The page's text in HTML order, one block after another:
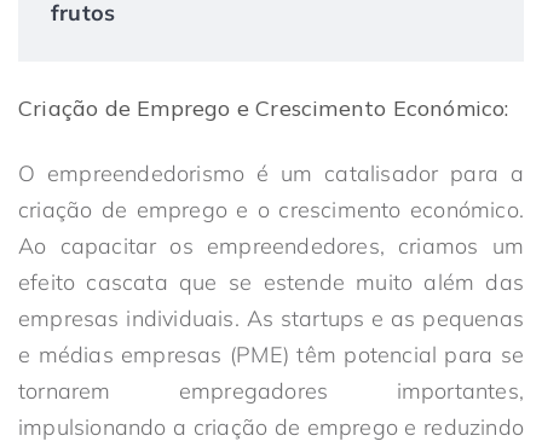
frutos
Criação de Emprego e Crescimento Económico:
O empreendedorismo é um catalisador para a
criação de emprego e o crescimento económico.
Ao capacitar os empreendedores, criamos um
efeito cascata que se estende muito além das
empresas individuais. As startups e as pequenas
e médias empresas (PME) têm potencial para se
tornarem empregadores importantes,
impulsionando a criação de emprego e reduzindo